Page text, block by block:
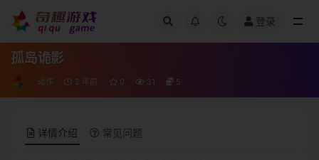
登录
孤岛诡影
动作 2 年前 0 31 5
详情介绍 常见问题